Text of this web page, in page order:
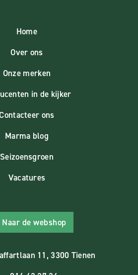
Home
Over ons
Onze merken
in de kijker
ons
Marma blog
Seizoensgroen
Vacatures
Naar de webshop
11, 3300 Tienen